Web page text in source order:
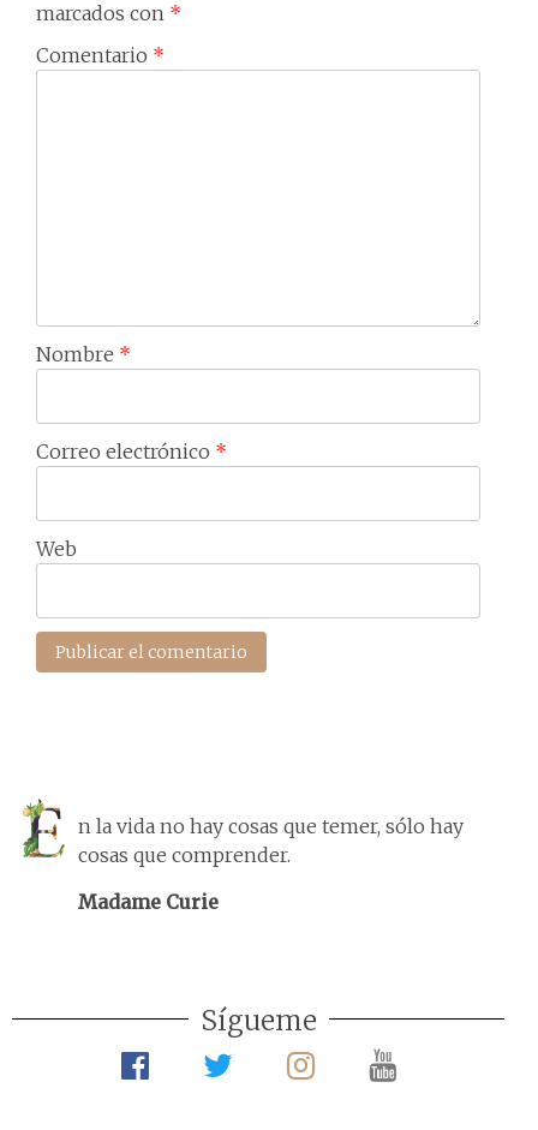
marcados con *
Comentario *
Nombre *
Correo electrónico *
Web
n la vida no hay cosas que temer, sólo hay
cosas que comprender.
Madame Curie
Sígueme